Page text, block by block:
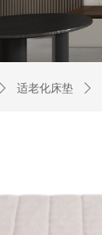
ꄲ 适老化床垫 ꄲ